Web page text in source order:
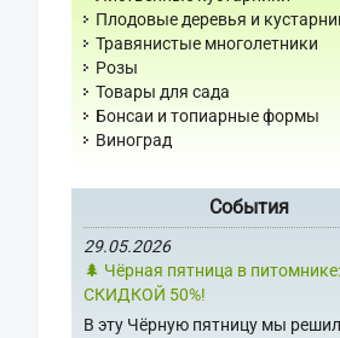
Плодовые деревья и
Травянистые многолетники
Розы
Товары для сада
Бонсаи и топиарные формы
Виноград
События
29.05.2026
🌲 Чёрная пятница в
СКИДКОЙ 50%!
В эту Чёрную пятницу мы